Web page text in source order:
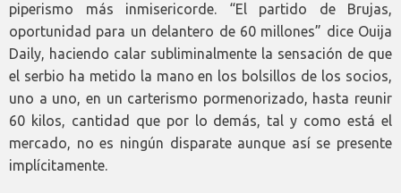
piperismo más inmisericorde. “El partido de Brujas,
oportunidad para un delantero de 60 millones” dice Ouija
Daily, haciendo calar subliminalmente la sensación de que
el serbio ha metido la mano en los bolsillos de los socios,
uno a uno, en un carterismo pormenorizado, hasta reunir
60 kilos, cantidad que por lo demás, tal y como está el
mercado, no es ningún disparate aunque así se presente
implícitamente.